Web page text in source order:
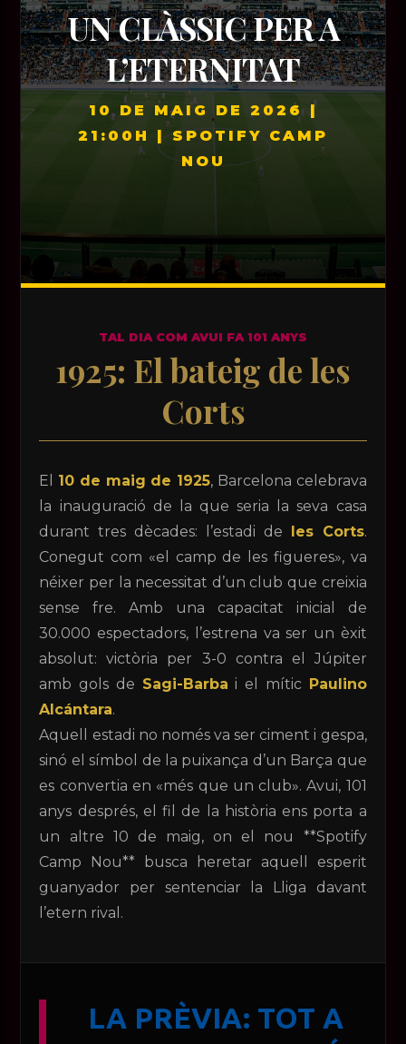
UN CLÀSSIC PER A
L’ETERNITAT
10 DE MAIG DE 2026 |
21:00H | SPOTIFY CAMP
NOU
TAL DIA COM AVUI FA 101 ANYS
1925: El bateig de les
Corts
El 10 de maig de 1925, Barcelona celebrava
la inauguració de la que seria la seva casa
durant tres dècades: l’estadi de
les Corts.
Conegut com «el camp de les figueres», va
néixer per la necessitat d’un club que creixia
sense fre. Amb una capacitat inicial de
30.000 espectadors, l’estrena va ser un èxit
absolut: victòria per 3-0 contra el Júpiter
amb gols de Sagi-Barba i el mític Paulino
Alcántara.
Aquell estadi no només va ser ciment i gespa,
sinó el símbol de la puixança d’un Barça que
es convertia en «més que un club». Avui, 101
anys després, el fil de la història ens porta a
un altre 10 de maig, on el nou **Spotify
Camp Nou** busca heretar aquell esperit
guanyador per sentenciar la Lliga davant
l’etern rival.
LA PRÈVIA: TOT A